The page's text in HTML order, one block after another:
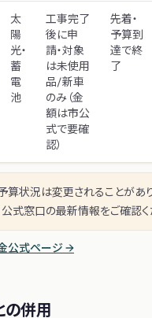
太
陽
光・
蓄
電
池
工事完了
後に申
請・対象
は未使用
品/新車
のみ（金
額は市公
式で要確
認）
先着・
予算到
達で終
了
算状況は変更されることがあ
式窓口の最新情報をご確認く
公式ページ →
の併用